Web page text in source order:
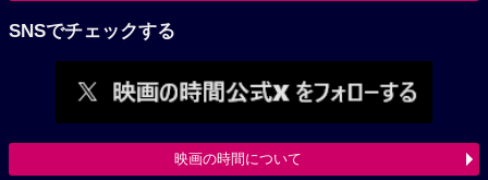
SNSでチェックする
映画の時間について